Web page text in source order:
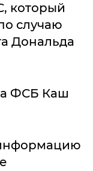
который
случаю
Дональда
ФСБ Каш